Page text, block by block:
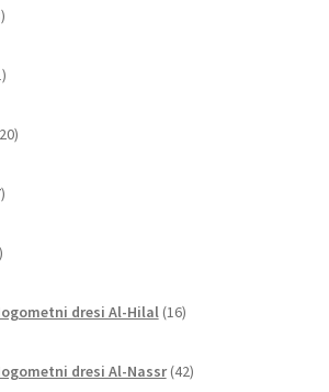
izdelkov
izdelkov
izdelkov
izdelkov
dresi Al-Hilal 16izdelkov
dresi Al-Nassr 42izdelkov